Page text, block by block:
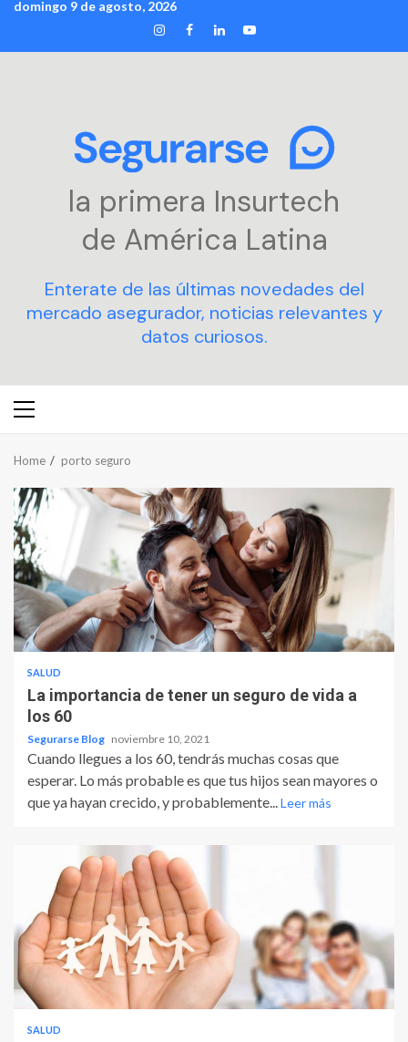
Skip
content
domingo 9 de agosto, 2026
INSTAGRAM
FACEBOOK
LINKEDIN
YOUTUBE
la primera Insurtech
de América Latina
Enterate de las últimas novedades del
mercado asegurador, noticias relevantes y
datos curiosos.
Primary
Home porto seguro
SALUD
La importancia de tener un seguro de vida a
los 60
Segurarse Blog noviembre 10, 2021
Cuando llegues a los 60, tendrás muchas cosas que
esperar. Lo más probable es que tus hijos sean mayores o
que ya hayan crecido, y probablemente...Leer más
SALUD